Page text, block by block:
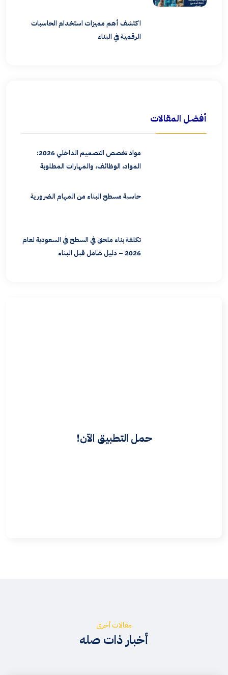
اكتشف أهم مميزات استخدام الحاسبات
الرقمية في البناء
أفضل المقالات
مواد تخصص التصميم الداخلي 2026:
المواد، الوظائف، والمهارات المطلوبة
حاسبة مسطح البناء من المهام الضرورية
تكلفة بناء ملحق في السطح في السعودية لعام
2026 – دليل شامل قبل البناء
حمل التطبيق الآن!
مقالات أخرى
أخبار ذات صله